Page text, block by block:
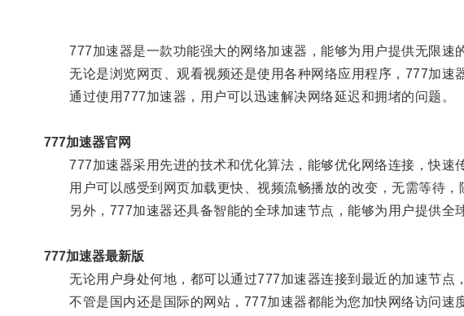
777加速器是一款功能强大的网络加速器，能够为用户提供无限速的
无论是浏览网页、观看视频还是使用各种网络应用程序，777加速
通过使用777加速器，用户可以迅速解决网络延迟和拥堵的问题。
777加速器官网
777加速器采用先进的技术和优化算法，能够优化网络连接，快速
用户可以感受到网页加载更快、视频流畅播放的改变，无需等待，
另外，777加速器还具备智能的全球加速节点，能够为用户提供全球
777加速器最新版
无论用户身处何地，都可以通过777加速器连接到最近的加速节点
不管是国内还是国际的网站，777加速器都能为您加快网络访问速